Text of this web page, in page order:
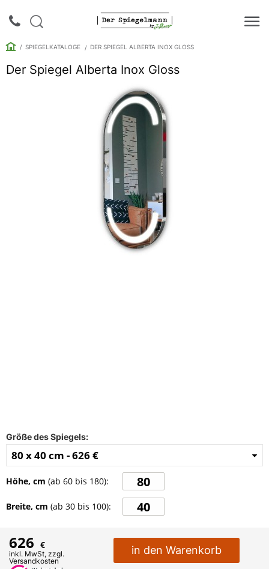
SPIEGELKATALOGE DER SPIEGEL ALBERTA INOX GLOSS
Der Spiegel Alberta Inox Gloss
Größe des Spiegels:
80 x 40 cm -626 €
Höhe, cm (ab 60 bis 180):
Breite, cm (ab 30 bis 100):
626 €
inkl. MwSt, zzgl.
Versandkosten
in den Warenkorb